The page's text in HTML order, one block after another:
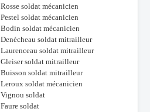
Rosse soldat mécanicien
Pestel soldat mécanicien
Bodin soldat mécanicien
Denécheau soldat mitrailleur
Laurenceau soldat mitrailleur
Gleiser soldat mitrailleur
Buisson soldat mitrailleur
Leroux soldat mécanicien
Vignou soldat
Faure soldat